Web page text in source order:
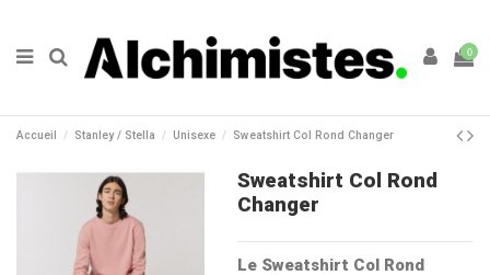
0
Accueil Stanley / Stella Unisexe Sweatshirt Col Rond Changer
Sweatshirt Col Rond
Changer
Le Sweatshirt Col Rond